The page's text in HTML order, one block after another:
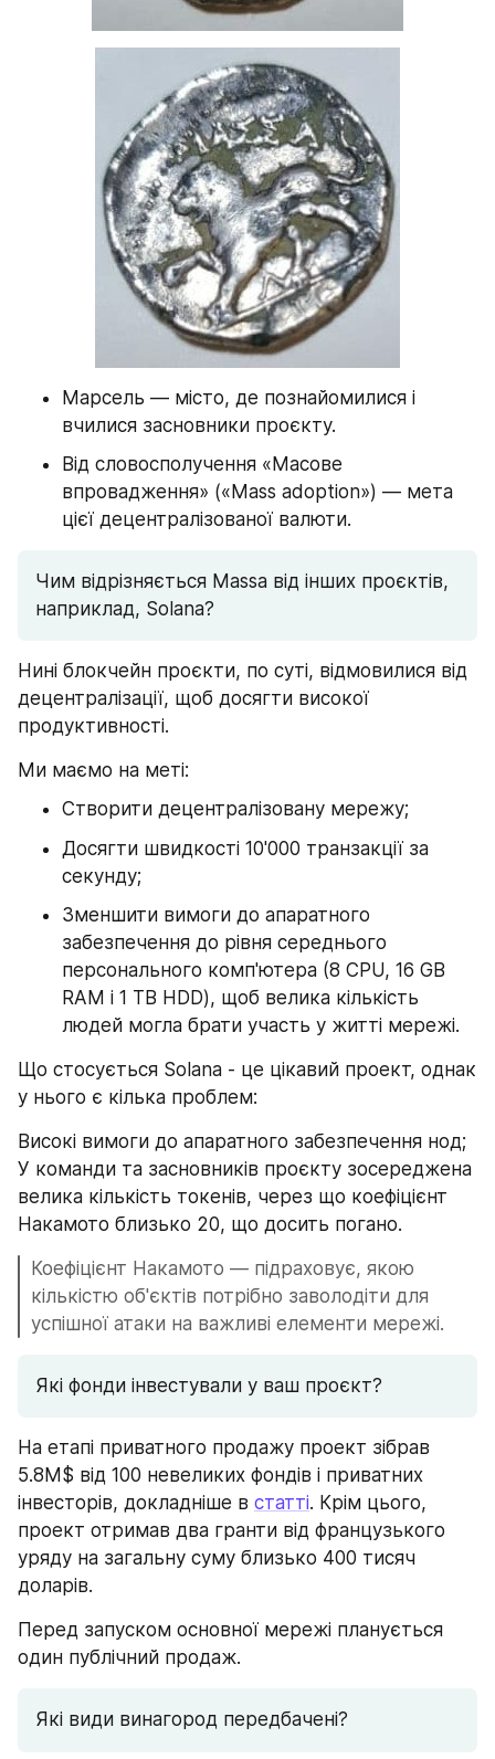
Марсель — місто, де познайомилися і
вчилися засновники проєкту.
Від словосполучення «Масове
впровадження» («Mass adoption») — мета
цієї децентралізованої валюти.
Чим відрізняється Massa від інших проєктів,
наприклад, Solana?
Нині блокчейн проєкти, по суті, відмовилися від
децентралізації, щоб досягти високої
продуктивності.
Ми маємо на меті:
Створити децентралізовану мережу;
Досягти швидкості 10'000 транзакції за
секунду;
Зменшити вимоги до апаратного
забезпечення до рівня середнього
персонального комп'ютера (8 CPU, 16 GB
RAM і 1 TB HDD), щоб велика кількість
людей могла брати участь у житті мережі.
Що стосується Solana - це цікавий проект, однак
у нього є кілька проблем:
Високі вимоги до апаратного забезпечення нод;
У команди та засновників проєкту зосереджена
велика кількість токенів, через що коефіцієнт
Накамото близько 20, що досить погано.
Коефіцієнт Накамото — підраховує, якою
кількістю об'єктів потрібно заволодіти для
успішної атаки на важливі елементи мережі.
Які фонди інвестували у ваш проєкт?
На етапі приватного продажу проект зібрав
5.8М$ від 100 невеликих фондів і приватних
інвесторів, докладніше в статті. Крім цього,
проект отримав два гранти від французького
уряду на загальну суму близько 400 тисяч
доларів.
Перед запуском основної мережі планується
один публічний продаж.
Які види винагород передбачені?